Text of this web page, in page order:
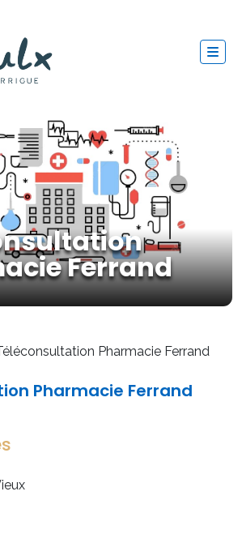
Ferrand
Pharmacie Ferrand
Pharmacie Ferrand